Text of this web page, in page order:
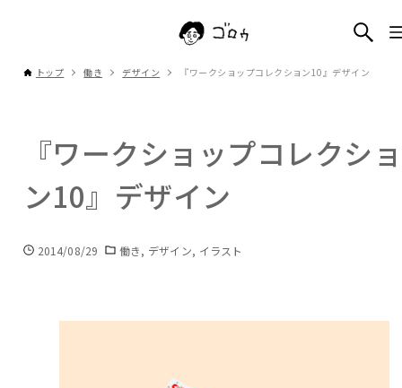
トップ 働き デザイン 『ワークショップコレクション10』デザイン
『ワークショップコレクショ
ン10』デザイン
2014/08/29 働き デザイン イラスト